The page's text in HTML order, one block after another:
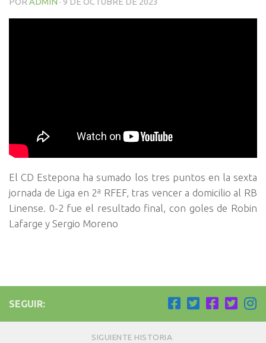
El CD Estepona ha sumado los tres puntos en la sexta
jornada de Liga en 2ª RFEF, tras vencer a domicilio al RB
Linense. 0-2 fue el resultado final, con goles de Robin
Lafarge y Sergio Moreno
SEGUIR:
SIGUIENTE HISTORIA